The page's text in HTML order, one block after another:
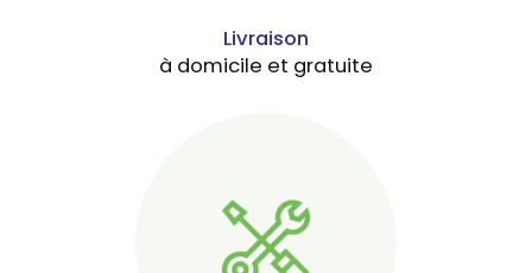
Livraison
à domicile et gratuite